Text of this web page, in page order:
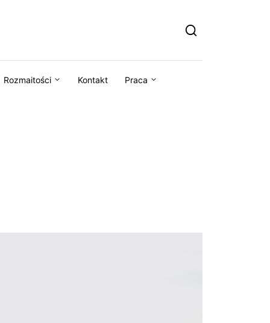
Rozmaitości Kontakt Praca